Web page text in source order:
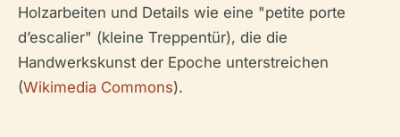
Holzarbeiten und Details wie eine "petite porte
d’escalier" (kleine Treppentür), die die
Handwerkskunst der Epoche unterstreichen
(Wikimedia Commons).